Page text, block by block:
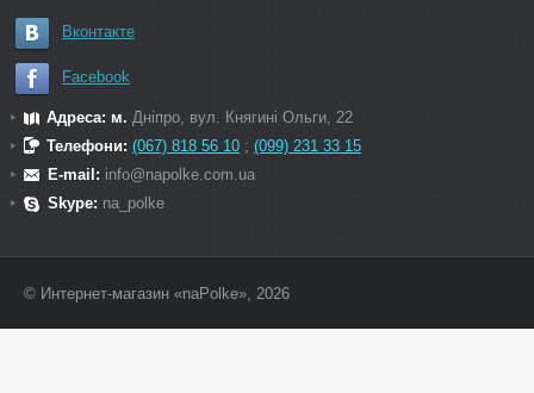
Вконтакте
Facebook
Адреса: м. Дніпро, вул. Княгині Ольги, 22
Телефони: (067) 818 56 10 ; (099) 231 33 15
E-mail: info@napolke.com.ua
Skype: na_polke
© Интернет-магазин «naPolke», 2026